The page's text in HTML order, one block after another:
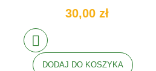
30,00 zł
DODAJ DO KOSZYKA